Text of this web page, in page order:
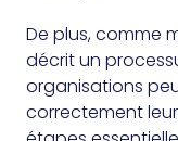
De plus, comme
décrit un
organisations
correctement